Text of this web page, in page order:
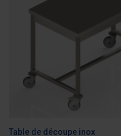
Table de découpe inox